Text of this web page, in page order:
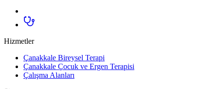
Hizmetler
Çanakkale Bireysel Terapi
Çanakkale Çocuk ve Ergen Terapisi
Çalışma Alanları